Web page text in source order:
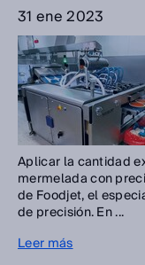
31 ene 2023
Aplicar la cantidad
mermelada con
de Foodjet, el
de precisión. En ...
Leer más